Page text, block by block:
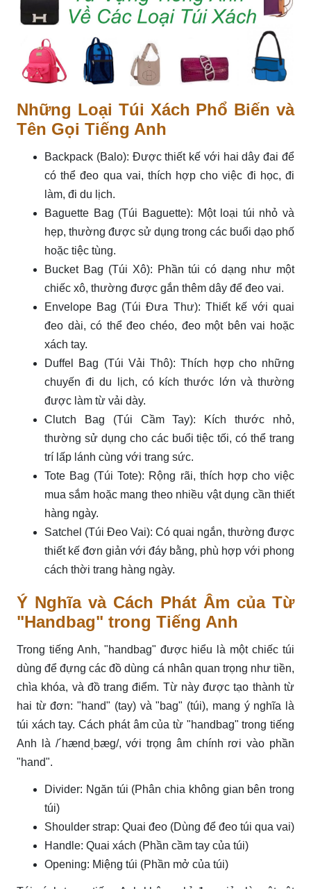
Những Loại Túi Xách Phổ Biến và
Tên Gọi Tiếng Anh
Backpack (Balo): Được thiết kế với hai dây đai để
có thể đeo qua vai, thích hợp cho việc đi học, đi
làm, đi du lịch.
Baguette Bag (Túi Baguette): Một loại túi nhỏ và
hẹp, thường được sử dụng trong các buổi dạo phố
hoặc tiệc tùng.
Bucket Bag (Túi Xô): Phần túi có dạng như một
chiếc xô, thường được gắn thêm dây để đeo vai.
Envelope Bag (Túi Đưa Thư): Thiết kế với quai
đeo dài, có thể đeo chéo, đeo một bên vai hoặc
xách tay.
Duffel Bag (Túi Vải Thô): Thích hợp cho những
chuyến đi du lịch, có kích thước lớn và thường
được làm từ vải dày.
Clutch Bag (Túi Cầm Tay): Kích thước nhỏ,
thường sử dụng cho các buổi tiệc tối, có thể trang
trí lấp lánh cùng với trang sức.
Tote Bag (Túi Tote): Rộng rãi, thích hợp cho việc
mua sắm hoặc mang theo nhiều vật dụng cần thiết
hàng ngày.
Satchel (Túi Đeo Vai): Có quai ngắn, thường được
thiết kế đơn giản với đáy bằng, phù hợp với phong
cách thời trang hàng ngày.
Ý Nghĩa và Cách Phát Âm của Từ
"Handbag" trong Tiếng Anh
Trong tiếng Anh, "handbag" được hiểu là một chiếc túi
dùng để đựng các đồ dùng cá nhân quan trọng như tiền,
chìa khóa, và đồ trang điểm. Từ này được tạo thành từ
hai từ đơn: "hand" (tay) và "bag" (túi), mang ý nghĩa là
túi xách tay. Cách phát âm của từ "handbag" trong tiếng
Anh là /´hændˌbæɡ/, với trọng âm chính rơi vào phần
"hand".
Divider: Ngăn túi (Phân chia không gian bên trong
túi)
Shoulder strap: Quai đeo (Dùng để đeo túi qua vai)
Handle: Quai xách (Phần cầm tay của túi)
Opening: Miệng túi (Phần mở của túi)